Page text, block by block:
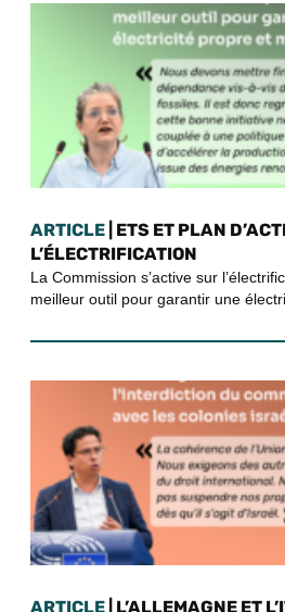
ARTICLE | ETS ET PLAN
L’ÉLECTRIFICATION
La Commission s’active sur
meilleur outil pour garantir une
ARTICLE | L’ALLEMAGNE ET